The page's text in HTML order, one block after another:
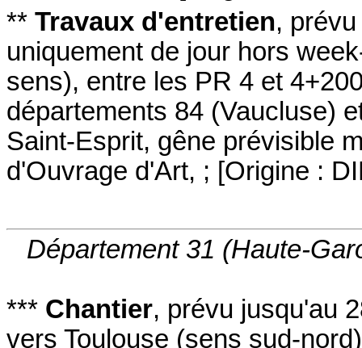
** Travaux d'entretien,
uniquement de jour hors
sens), entre les PR 4 et
départements 84 (Vaucluse)
Saint-Esprit, gêne prévisible
d'Ouvrage d'Art, ; [Origine :
Département 31 (Haute-
*** Chantier, prévu jusqu'au
vers Toulouse (sens sud-nord)